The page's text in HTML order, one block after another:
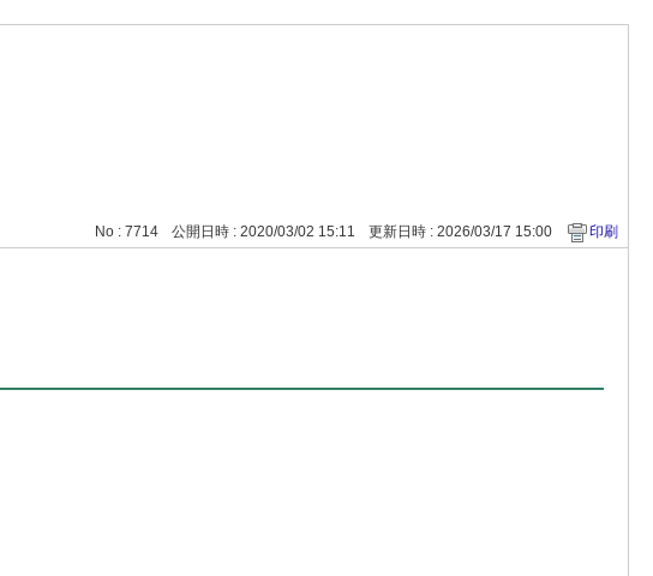
No : 7714 公開日時 : 2020/03/02 15:11 更新日時 : 2026/03/17 15:00 印刷